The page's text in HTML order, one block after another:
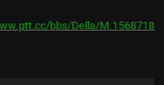
bbs/Della/M.1568718